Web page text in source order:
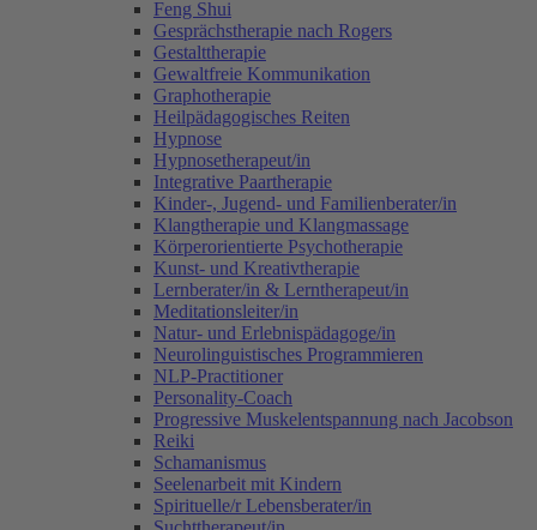
Feng Shui
Gesprächstherapie nach Rogers
Gestalttherapie
Gewaltfreie Kommunikation
Graphotherapie
Heilpädagogisches Reiten
Hypnose
Hypnosetherapeut/in
Integrative Paartherapie
Kinder-, Jugend- und Familienberater/in
Klangtherapie und Klangmassage
Körperorientierte Psychotherapie
Kunst- und Kreativtherapie
Lernberater/in & Lerntherapeut/in
Meditationsleiter/in
Natur- und Erlebnispädagoge/in
Neurolinguistisches Programmieren
NLP-Practitioner
Personality-Coach
Progressive Muskelentspannung nach Jacobson
Reiki
Schamanismus
Seelenarbeit mit Kindern
Spirituelle/r Lebensberater/in